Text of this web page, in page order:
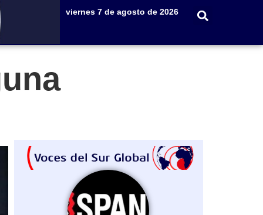
viernes 7 de agosto de 2026